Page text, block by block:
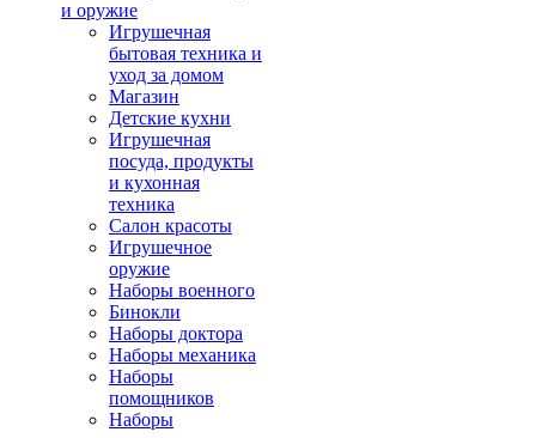
и оружие
Игрушечная
бытовая техника и
уход за домом
Магазин
Детские кухни
Игрушечная
посуда, продукты
и кухонная
техника
Салон красоты
Игрушечное
оружие
Наборы военного
Бинокли
Наборы доктора
Наборы механика
Наборы
помощников
Наборы